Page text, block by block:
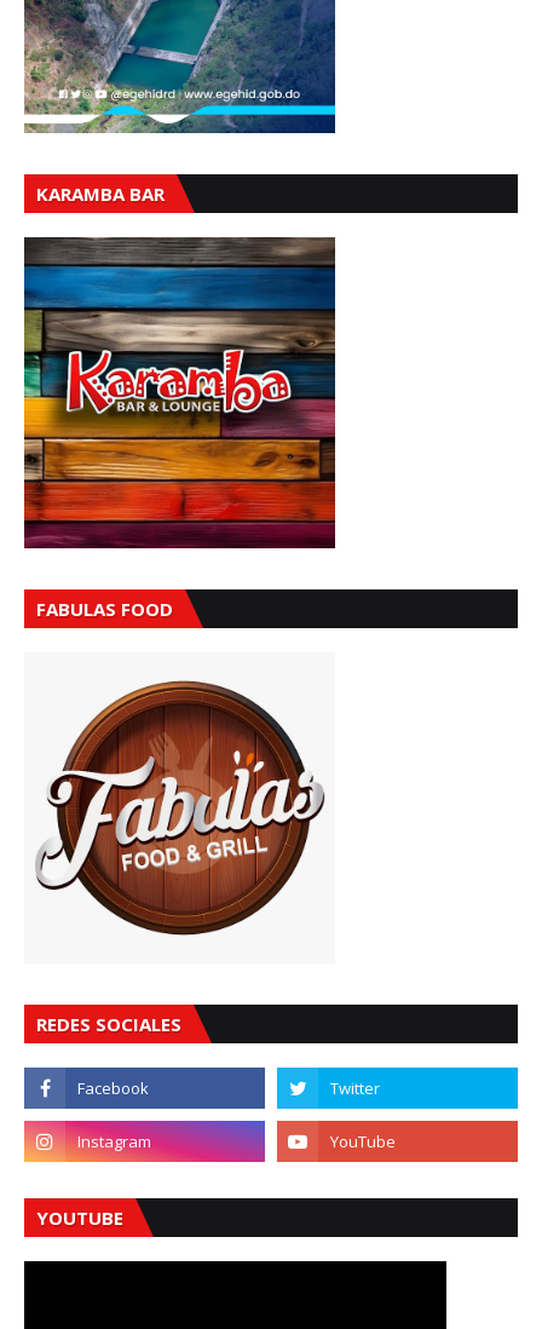
KARAMBA BAR
FABULAS FOOD
REDES SOCIALES
YOUTUBE